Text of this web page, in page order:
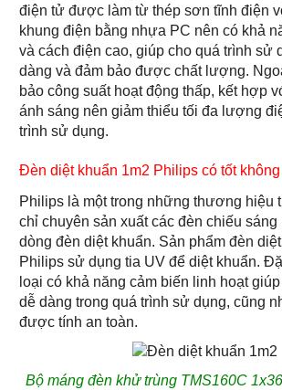
điện tử được làm từ thép sơn tĩnh điện
khung điện bằng nhựa PC nên có khả
và cách điện cao, giúp cho quá trình sử
dàng và đảm bảo được chất lượng.
bảo công suất hoạt động thấp, kết hợp
ánh sáng nên giảm thiểu tối đa lượng
trình sử dụng.
Đèn diệt khuẩn 1m2 Philips có tốt không
Philips là một trong những thương hiệu
chỉ chuyên sản xuất các đèn chiếu
dòng đèn diệt khuẩn. Sản phẩm đèn
Philips sử dụng tia UV để diệt khuẩn.
loại có khả năng cảm biến linh hoạt
dễ dàng trong quá trình sử dụng, cũng
được tính an toàn.
Bộ máng đèn khử trùng TMS160C